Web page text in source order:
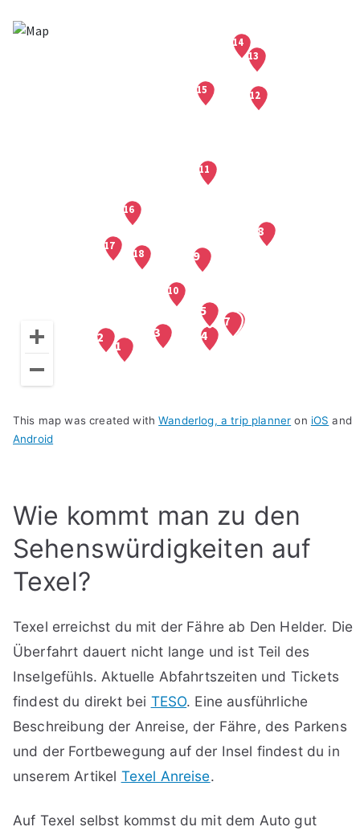
This map was created withWanderlog, a trip planner on iOS and
Android
Wie kommt man zu den
Sehenswürdigkeiten auf
Texel?
Texel erreichst du mit der Fähre ab Den Helder. Die
Überfahrt dauert nicht lange und ist Teil des
Inselgefühls. Aktuelle Abfahrtszeiten und Tickets
findest du direkt bei TESO. Eine ausführliche
Beschreibung der Anreise, der Fähre, des Parkens
und der Fortbewegung auf der Insel findest du in
unserem Artikel Texel Anreise.
Auf Texel selbst kommst du mit dem Auto gut